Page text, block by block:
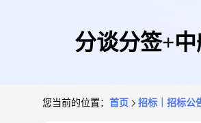
分谈分签+
您当前的位置： 首页 招标｜招标公